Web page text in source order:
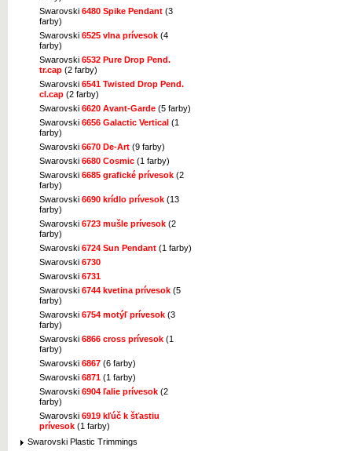
Swarovski 6480 Spike Pendant (3
farby)
Swarovski 6525 vlna prívesok (4
farby)
Swarovski 6532 Pure Drop Pend.
tr.cap (2 farby)
Swarovski 6541 Twisted Drop Pend.
cl.cap (2 farby)
Swarovski 6620 Avant-Garde (5 farby)
Swarovski 6656 Galactic Vertical (1
farby)
Swarovski 6670 De-Art (9 farby)
Swarovski 6680 Cosmic (1 farby)
Swarovski 6685 grafické prívesok (2
farby)
Swarovski 6690 krídlo prívesok (13
farby)
Swarovski 6723 mušle prívesok (2
farby)
Swarovski 6724 Sun Pendant (1 farby)
Swarovski 6730
Swarovski 6731
Swarovski 6744 kvetina prívesok (5
farby)
Swarovski 6754 motýľ prívesok (3
farby)
Swarovski 6866 cross prívesok (1
farby)
Swarovski 6867 (6 farby)
Swarovski 6871 (1 farby)
Swarovski 6904 ľalie prívesok (2
farby)
Swarovski 6919 kľúč k šťastiu
prívesok (1 farby)
Swarovski Plastic Trimmings